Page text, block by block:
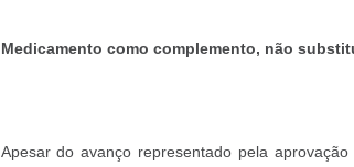
Medicamento como complemento, não
Apesar do avanço representado pela